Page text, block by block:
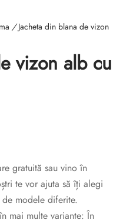
/Jacheta din blana de vizon
vizon alb cu
gratuită sau vino în
te vor ajuta să îți alegi
modele diferite.
mai multe variante: În